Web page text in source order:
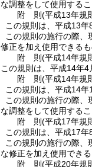
な調整をして使用するこ
附 則(平成13年規
この規則は、平成13年
この規則の施行の際
修正を加え使用できるも
附 則(平成14年規
この規則は、平成14年4
附 則(平成14年規
この規則は、平成14年
この規則の施行の際
な調整をして使用するこ
附 則(平成17年規
この規則は、平成17年
この規則の施行の際
な修正を加え使用できる
附 則(平成20年規